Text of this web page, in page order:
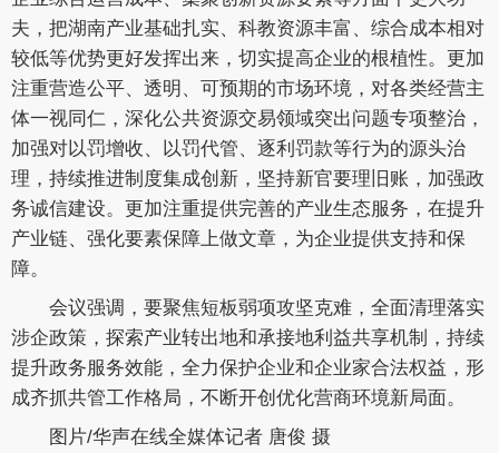
夫，把湖南产业基础扎实、科教资源丰富、综合成本相对
较低等优势更好发挥出来，切实提高企业的根植性。更加
注重营造公平、透明、可预期的市场环境，对各类经营主
体一视同仁，深化公共资源交易领域突出问题专项整治，
加强对以罚增收、以罚代管、逐利罚款等行为的源头治
理，持续推进制度集成创新，坚持新官要理旧账，加强政
务诚信建设。更加注重提供完善的产业生态服务，在提升
产业链、强化要素保障上做文章，为企业提供支持和保
障。
会议强调，要聚焦短板弱项攻坚克难，全面清理落实
涉企政策，探索产业转出地和承接地利益共享机制，持续
提升政务服务效能，全力保护企业和企业家合法权益，形
成齐抓共管工作格局，不断开创优化营商环境新局面。
图片/华声在线全媒体记者 唐俊 摄